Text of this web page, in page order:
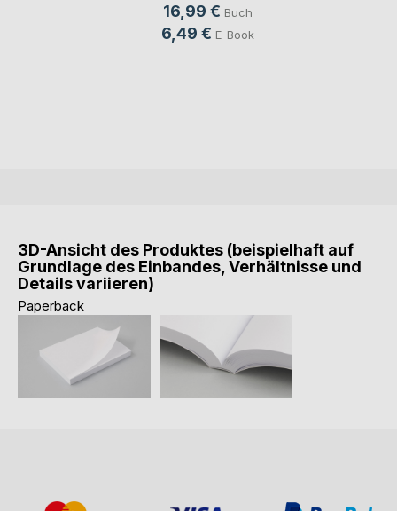
16,99 € Buch
6,49 € E-Book
3D-Ansicht des Produktes (beispielhaft auf
Grundlage des Einbandes, Verhältnisse und
Details variieren)
Paperback